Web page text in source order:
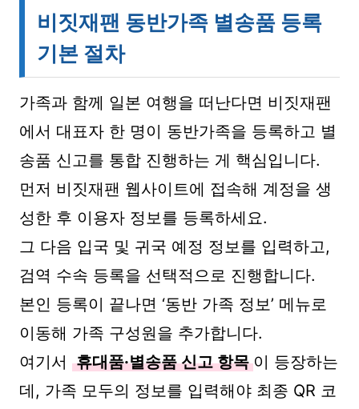
비짓재팬 동반가족 별송품 등록
기본 절차
가족과 함께 일본 여행을 떠난다면 비짓재팬
에서 대표자 한 명이 동반가족을 등록하고 별
송품 신고를 통합 진행하는 게 핵심입니다.
먼저 비짓재팬 웹사이트에 접속해 계정을 생
성한 후 이용자 정보를 등록하세요.
그 다음 입국 및 귀국 예정 정보를 입력하고,
검역 수속 등록을 선택적으로 진행합니다.
본인 등록이 끝나면 ‘동반 가족 정보’ 메뉴로
이동해 가족 구성원을 추가합니다.
여기서 휴대품·별송품 신고 항목 이 등장하는
데, 가족 모두의 정보를 입력해야 최종 QR 코